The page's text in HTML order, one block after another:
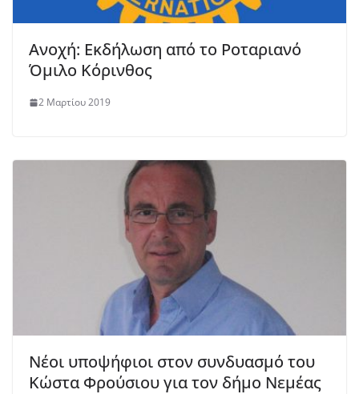
Ανοχή: Εκδήλωση από το Ροταριανό
Όμιλο Κόρινθος
2 Μαρτίου 2019
Νέοι υποψήφιοι στον συνδυασμό του
Κώστα Φρούσιου για τον δήμο Νεμέας